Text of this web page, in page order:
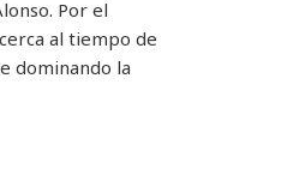
Por el
al tiempo de
dominando la